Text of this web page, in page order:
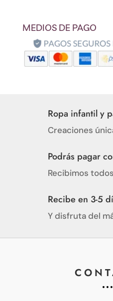
MEDIOS DE PAGO
Ropa infantil y
Creaciones
Podrás pagar
Recibimos
Recibe en 3-5
Y disfruta del